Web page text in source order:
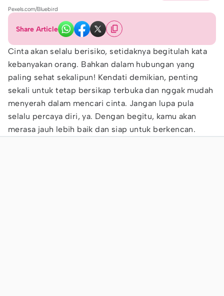
Pexels.com/Bluebird
Share Article
Cinta akan selalu berisiko, setidaknya begitulah kata
kebanyakan orang. Bahkan dalam hubungan yang
paling sehat sekalipun! Kendati demikian, penting
sekali untuk tetap bersikap terbuka dan nggak mudah
menyerah dalam mencari cinta. Jangan lupa pula
selalu percaya diri, ya. Dengan begitu, kamu akan
merasa jauh lebih baik dan siap untuk berkencan.